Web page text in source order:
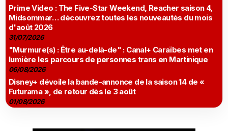
Prime Video : The Five-Star Weekend, Reacher saison 4,
Midsommar… découvrez toutes les nouveautés du mois
d'août 2026
31/07/2026
"Murmure(s) : Être au-delà-de" : Canal+ Caraïbes met en
lumière les parcours de personnes trans en Martinique
06/08/2026
Disney+ dévoile la bande-annonce de la saison 14 de «
Futurama », de retour dès le 3 août
01/08/2026